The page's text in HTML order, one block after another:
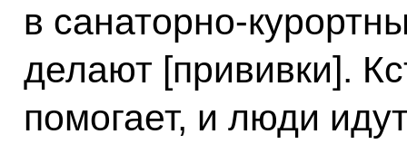
в санаторно-
делают [прививки].
помогает, и люди